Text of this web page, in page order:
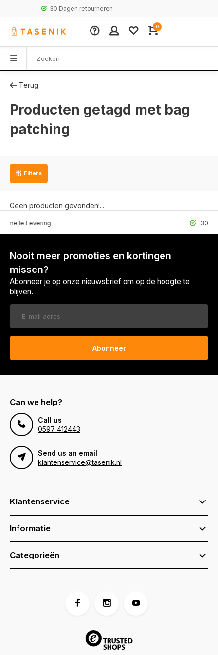
30 Dagen retourneren
0
Terug
Producten getagd met bag
patching
Filters
Geen producten gevonden!...
Levering 30 Dagen
Nooit meer promoties en kortingen
missen?
Abonneer je op onze nieuwsbrief om op de hoogte te
blijven.
Abonneer
Can we help?
Call us
0597 412443
Send us an email
klantenservice@tasenik.nl
Klantenservice
Informatie
Categorieën